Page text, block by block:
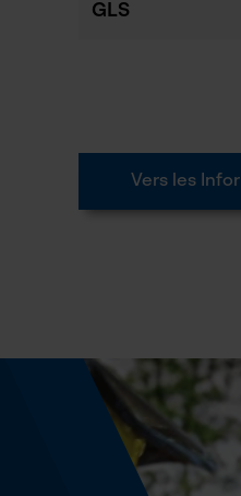
GLS
Vers les